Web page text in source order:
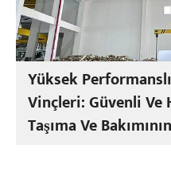
Yüksek
Vinçleri: Güvenli Ve
Taşıma Ve